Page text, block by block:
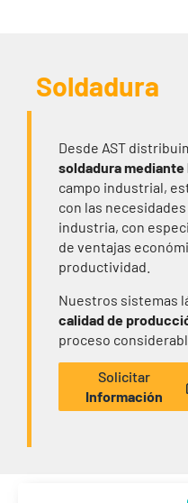
Soldadura
Desde AST
soldadura mediante
campo industrial,
con las
industria, con
de ventajas
productividad.
Nuestros sistemas
calidad de
proceso
Solicitar
Información